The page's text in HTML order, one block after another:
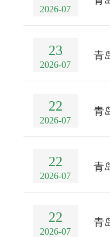
2026-07
23
2026-07
青
22
2026-07
青
22
2026-07
青
22
2026-07
青